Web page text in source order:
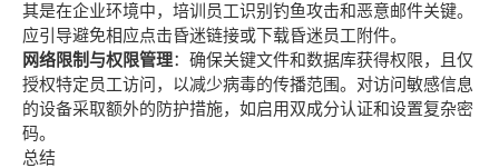
其是在企业环境中，培训员工识别钓鱼攻击和恶意邮件关键。
应引导避免相应点击昏迷链接或下载昏迷员工附件。
网络限制与权限管理：确保关键文件和数据库获得权限，且仅
授权特定员工访问，以减少病毒的传播范围。对访问敏感信息
的设备采取额外的防护措施，如启用双成分认证和设置复杂密
码。
总结